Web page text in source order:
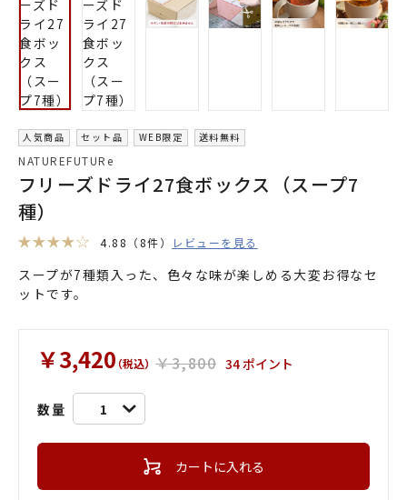
人気商品 セット品 WEB限定 送料無料
NATUREFUTURe
フリーズドライ27食ボックス（スープ7
種）
4.88 （8件） レビューを見る
スープが7種類入った、色々な味が楽しめる大変お得なセ
ットです。
￥3,420（税込） ￥3,800 34 ポイント
数量 1
カートに入れる